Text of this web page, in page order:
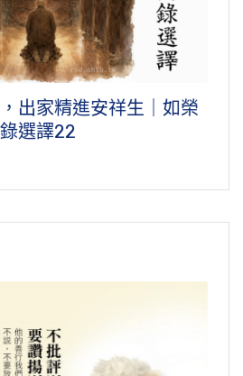
出家精進安祥生｜如榮
選譯22